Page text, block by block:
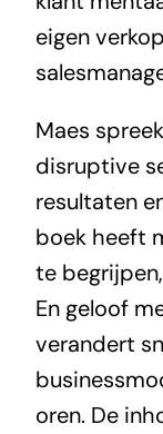
eigen
Maes
disruptive
resultaten
boek heeft
te
En geloof
verandert
oren. De